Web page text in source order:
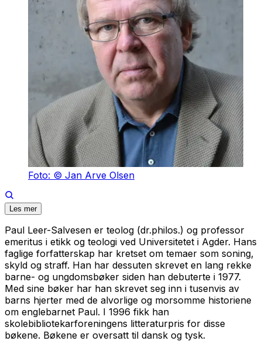
Foto: © Jan Arve Olsen
Les mer
Paul Leer-Salvesen er teolog (dr.philos.) og professor
emeritus i etikk og teologi ved Universitetet i Agder. Hans
faglige forfatterskap har kretset om temaer som soning,
skyld og straff. Han har dessuten skrevet en lang rekke
barne- og ungdomsbøker siden han debuterte i 1977.
Med sine bøker har han skrevet seg inn i tusenvis av
barns hjerter med de alvorlige og morsomme historiene
om englebarnet Paul. I 1996 fikk han
skolebibliotekarforeningens litteraturpris for disse
bøkene. Bøkene er oversatt til dansk og tysk.